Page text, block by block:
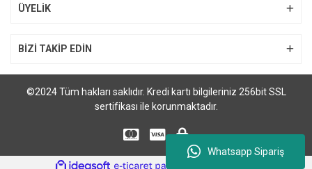
Whatsapp Sipariş
ÜYELİK
BİZİ TAKİP EDİN
©2024 Tüm hakları saklıdır. Kredi kartı bilgileriniz 256bit SSL
sertifikası ile korunmaktadır.
ideasoft